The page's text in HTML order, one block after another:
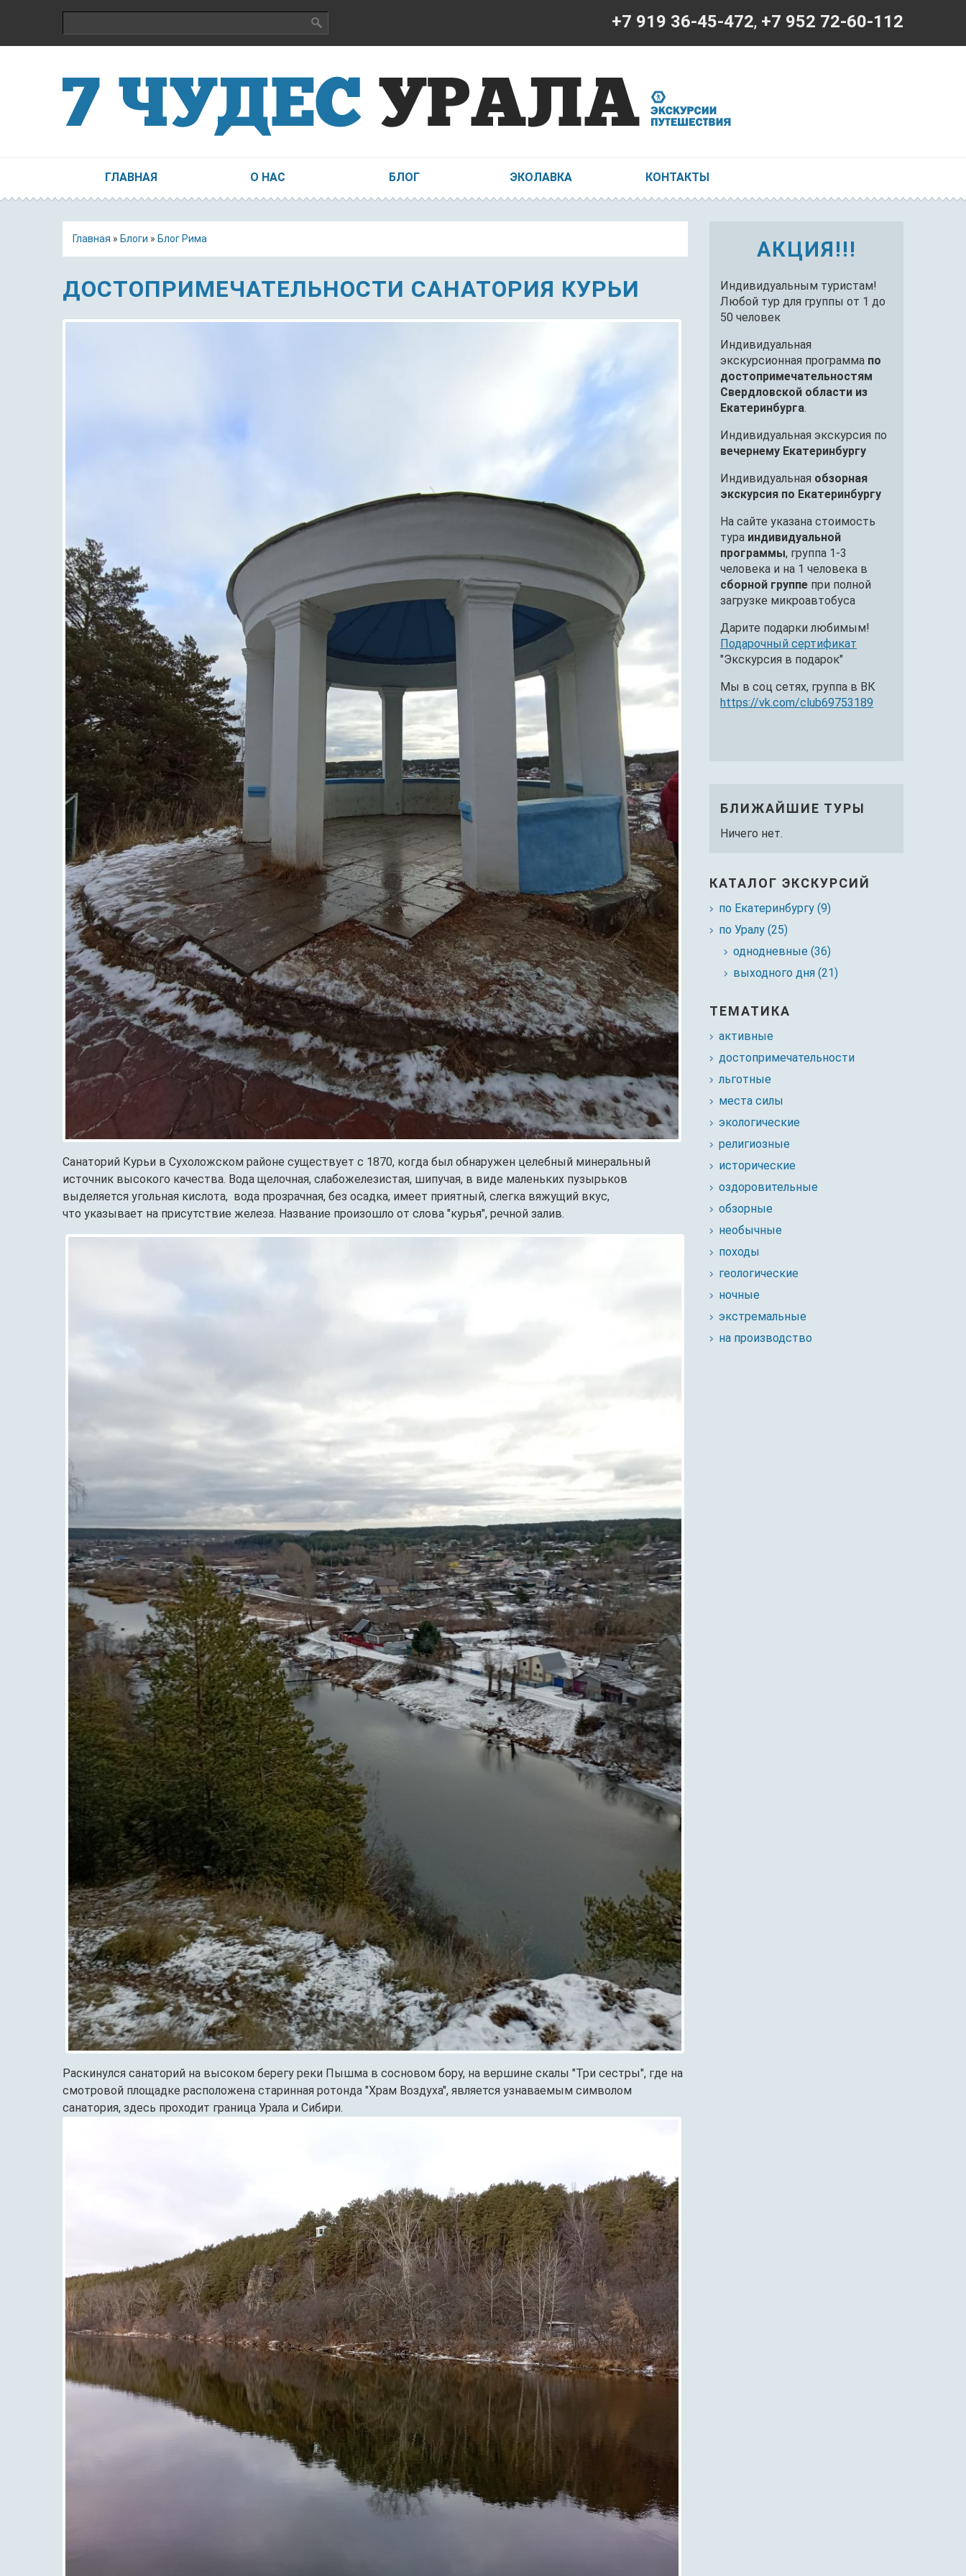
Форма поиска
+7 919 36-45-472, +7 952 72-60-112
ГЛАВНАЯ О НАС БЛОГ ЭКОЛАВКА КОНТАКТЫ
Главная » Блоги » Блог Рима
ДОСТОПРИМЕЧАТЕЛЬНОСТИ САНАТОРИЯ КУРЬИ
Санаторий Курьи в Сухоложском районе существует с 1870, когда был обнаружен целебный минеральный
источник высокого качества. Вода щелочная, слабожелезистая, шипучая, в виде маленьких пузырьков
выделяется угольная кислота, вода прозрачная, без осадка, имеет приятный, слегка вяжущий вкус,
что указывает на присутствие железа. Название произошло от слова "курья", речной залив.
Раскинулся санаторий на высоком берегу реки Пышма в сосновом бору, на вершине скалы "Три сестры", где на
смотровой площадке расположена старинная ротонда "Храм Воздуха", является узнаваемым символом
санатория, здесь проходит граница Урала и Сибири.
АКЦИЯ!!!
Индивидуальным туристам!
Любой тур для группы от 1 до
50 человек
Индивидуальная
экскурсионная программа по
достопримечательностям
Свердловской области из
Екатеринбурга.
Индивидуальная экскурсия по
вечернему Екатеринбургу
Индивидуальная обзорная
экскурсия по Екатеринбургу
На сайте указана стоимость
тура индивидуальной
программы, группа 1-3
человека и на 1 человека в
сборной группе при полной
загрузке микроавтобуса
Дарите подарки любимым!
Подарочный сертификат
"Экскурсия в подарок"
Мы в соц сетях, группа в ВК
https://vk.com/club69753189
БЛИЖАЙШИЕ ТУРЫ
Ничего нет.
КАТАЛОГ ЭКСКУРСИЙ
по Екатеринбургу (9)
по Уралу (25)
однодневные (36)
выходного дня (21)
ТЕМАТИКА
активные
достопримечательности
льготные
места силы
экологические
религиозные
исторические
оздоровительные
обзорные
необычные
походы
геологические
ночные
экстремальные
на производство